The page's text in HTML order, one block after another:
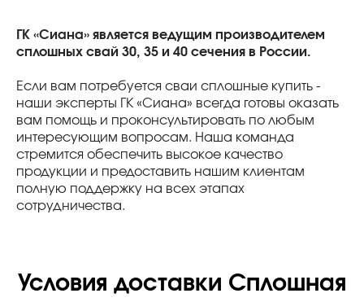
ГК «Сиана» является ведущим производителем
сплошных свай 30, 35 и 40 сечения в России.
Если вам потребуется сваи сплошные купить -
наши эксперты ГК «Сиана» всегда готовы оказать
вам помощь и проконсультировать по любым
интересующим вопросам. Наша команда
стремится обеспечить высокое качество
продукции и предоставить нашим клиентам
полную поддержку на всех этапах
сотрудничества.
Условия доставки Сплошная